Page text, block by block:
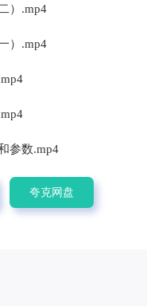
）.mp4
）.mp4
参数.mp4
夸克网盘